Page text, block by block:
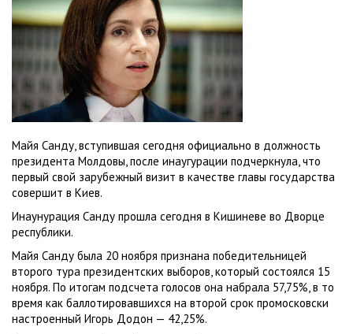
Майя Санду, вступившая сегодня официально в должность
президента Молдовы, после инаугурации подчеркнула, что
первый свой зарубежный визит в качестве главы государства
совершит в Киев.
Инаунурация Санду прошла сегодня в Кишиневе во Дворце
республики.
Майя Санду была 20 ноября признана победительницей
второго тура президентских выборов, который состоялся 15
ноября. По итогам подсчета голосов она набрала 57,75%, в то
время как баллотировавшихся на второй срок промосковски
настроенный Игорь Додон — 42,25%.